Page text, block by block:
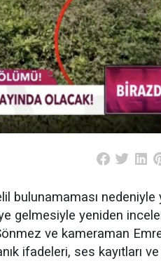
bulunamaması nedeniyle
gelmesiyle yeniden
ve kameraman
ifadeleri, ses kayıtları